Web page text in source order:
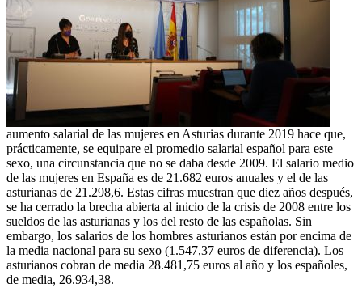
aumento salarial de las mujeres en Asturias durante 2019 hace que,
prácticamente, se equipare el promedio salarial español para este
sexo, una circunstancia que no se daba desde 2009. El salario medio
de las mujeres en España es de 21.682 euros anuales y el de las
asturianas de 21.298,6. Estas cifras muestran que diez años después,
se ha cerrado la brecha abierta al inicio de la crisis de 2008 entre los
sueldos de las asturianas y los del resto de las españolas. Sin
embargo, los salarios de los hombres asturianos están por encima de
la media nacional para su sexo (1.547,37 euros de diferencia). Los
asturianos cobran de media 28.481,75 euros al año y los españoles,
de media, 26.934,38.